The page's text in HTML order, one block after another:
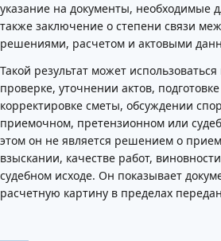
указание на документы, необходимые
также заключение о степени связи
решениями, расчетом и актовыми
Такой результат может
проверке, уточнении актов,
корректировке сметы, обсуждении
приемочном, претензионном или
этом он не является решением о
взыскании, качестве работ,
судебном исходе. Он показывает
расчетную картину в пределах